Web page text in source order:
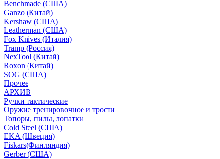
Benchmade (США)
Ganzo (Китай)
Kershaw (США)
Leatherman (США)
Fox Knives (Италия)
Tramp (Россия)
NexTool (Китай)
Roxon (Китай)
SOG (США)
Прочее
АРХИВ
Ручки тактические
Оружие тренировочное и трости
Топоры, пилы, лопатки
Cold Steel (США)
EKA (Швеция)
Fiskars(Финляндия)
Gerber (США)